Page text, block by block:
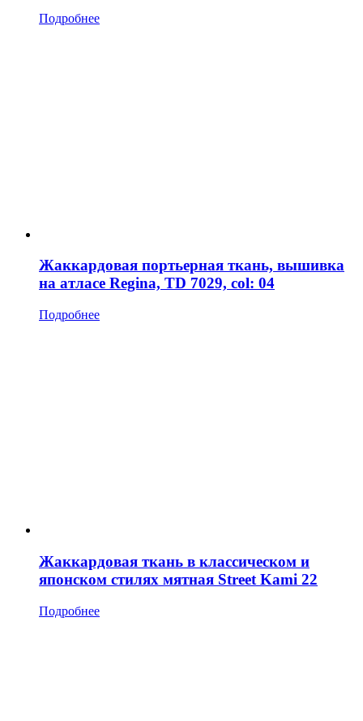
Подробнее
Жаккардовая портьерная ткань, вышивка
на атласе Regina, TD 7029, col: 04
Подробнее
Жаккардовая ткань в классическом и
японском стилях мятная Street Kami 22
Подробнее